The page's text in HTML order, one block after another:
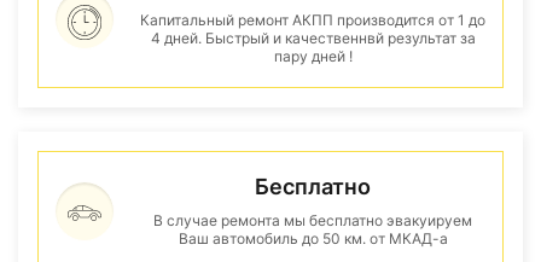
Капитальный ремонт АКПП производится от 1 до
4 дней. Быстрый и качественнвй результат за
пару дней !
Бесплатно
В случае ремонта мы бесплатно эвакуируем
Ваш автомобиль до 50 км. от МКАД-а